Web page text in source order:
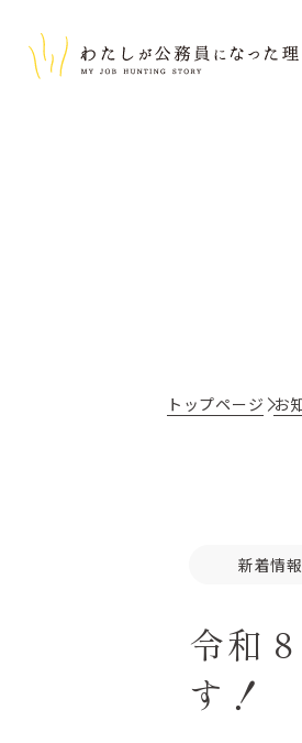
トップページ お
新着情報
令和
す！